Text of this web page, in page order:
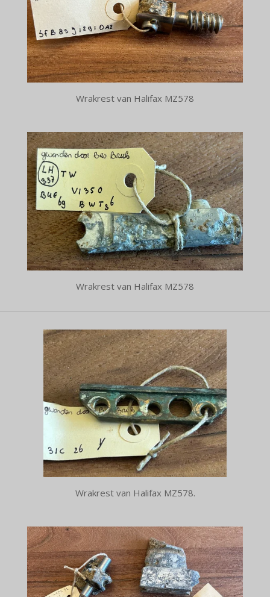
Wrakrest van Halifax MZ578
Wrakrest van Halifax MZ578
Wrakrest van Halifax MZ578.